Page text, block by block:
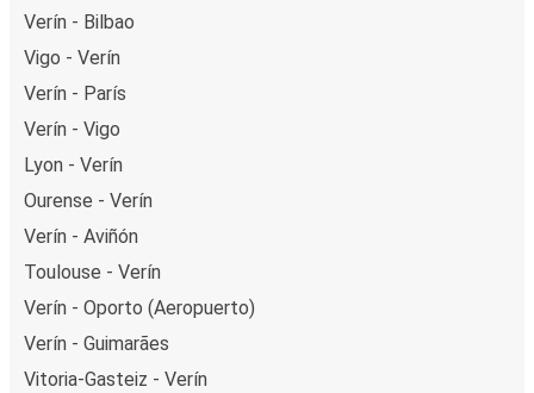
Verín - Bilbao
Vigo - Verín
Verín - París
Verín - Vigo
Lyon - Verín
Ourense - Verín
Verín - Aviñón
Toulouse - Verín
Verín - Oporto (Aeropuerto)
Verín - Guimarães
Vitoria-Gasteiz - Verín